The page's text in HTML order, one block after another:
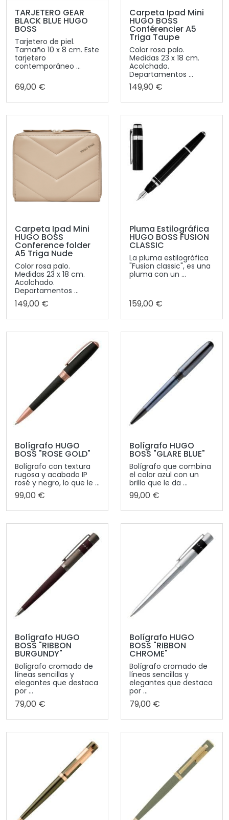
TARJETERO GEAR
BLACK BLUE HUGO
BOSS
Tarjetero de piel.
Tamaño 10 x 8 cm. Este
tarjetero
contemporáneo ...
69,00 €
Carpeta Ipad Mini
HUGO BOSS
Conférencier A5
Triga Taupe
Color rosa palo.
Medidas 23 x 18 cm.
Acolchado.
Departamentos ...
149,90 €
Carpeta Ipad Mini
HUGO BOSS
Conference folder
A5 Triga Nude
Color rosa palo.
Medidas 23 x 18 cm.
Acolchado.
Departamentos ...
149,00 €
Pluma Estilográfica
HUGO BOSS FUSION
CLASSIC
La pluma estilográfica
"Fusion classic", es una
pluma con un ...
159,00 €
Bolígrafo HUGO
BOSS "ROSE GOLD"
Bolígrafo con textura
rugosa y acabado IP
rosé y negro, lo que le ...
99,00 €
Bolígrafo HUGO
BOSS "GLARE BLUE"
Bolígrafo que combina
el color azul con un
brillo que le da ...
99,00 €
Bolígrafo HUGO
BOSS "RIBBON
BURGUNDY"
Bolígrafo cromado de
líneas sencillas y
elegantes que destaca
por ...
79,00 €
Bolígrafo HUGO
BOSS "RIBBON
CHROME"
Bolígrafo cromado de
líneas sencillas y
elegantes que destaca
por ...
79,00 €